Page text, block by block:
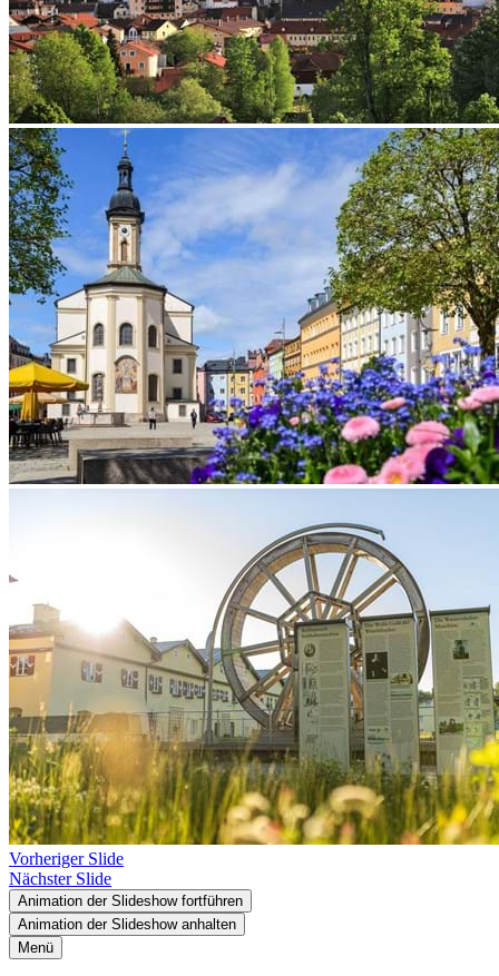
Vorheriger Slide
Nächster Slide
Animation der Slideshow fortführen
Animation der Slideshow anhalten
Menü